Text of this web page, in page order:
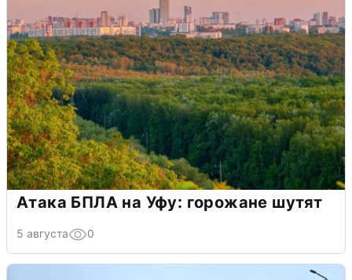
Атака БПЛА на Уфу: горожане шутят
5 августа 0